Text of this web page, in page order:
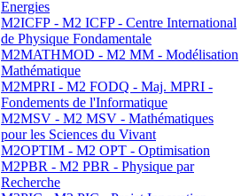
Energies
M2ICFP - M2 ICFP - Centre International
de Physique Fondamentale
M2MATHMOD - M2 MM - Modélisation
Mathématique
M2MPRI - M2 FODQ - Maj. MPRI -
Fondements de l'Informatique
M2MSV - M2 MSV - Mathématiques
pour les Sciences du Vivant
M2OPTIM - M2 OPT - Optimisation
M2PBR - M2 PBR - Physique par
Recherche